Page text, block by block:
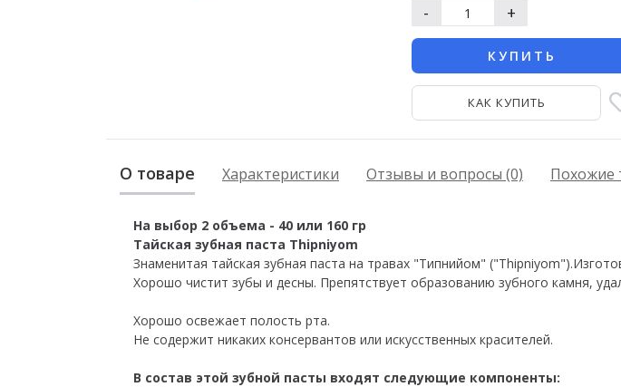
- +
КУПИТЬ
КАК КУПИТЬ
О товаре Характеристики Отзывы и вопросы (0) Похожие
На выбор 2 объема - 40 или 160 гр
Тайская зубная паста Thipniyom
Знаменитая тайская зубная паста на травах "Типнийом"
Хорошо чистит зубы и десны. Препятствует образованию зубного камня,
Хорошо освежает полость рта.
Не содержит никаких консервантов или искусственных красителей.
В состав этой зубной пасты входят следующие компоненты: